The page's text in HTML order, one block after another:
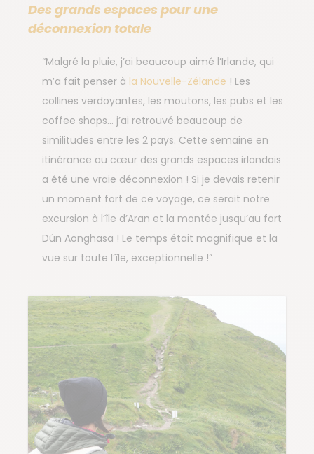
Des grands espaces pour une
déconnexion totale
“Malgré la pluie, j’ai beaucoup aimé l’Irlande, qui
m’a fait penser à la Nouvelle-Zélande ! Les
collines verdoyantes, les moutons, les pubs et les
coffee shops… j’ai retrouvé beaucoup de
similitudes entre les 2 pays. Cette semaine en
itinérance au cœur des grands espaces irlandais
a été une vraie déconnexion ! Si je devais retenir
un moment fort de ce voyage, ce serait notre
excursion à l’île d’Aran et la montée jusqu’au fort
Dún Aonghasa ! Le temps était magnifique et la
vue sur toute l’île, exceptionnelle !”